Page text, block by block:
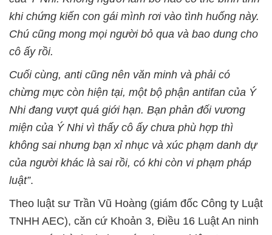
khi chứng kiến con gái mình rơi vào tình huống này.
Chú cũng mong mọi người bỏ qua và bao dung cho
cô ấy rồi.
Cuối cùng, anti cũng nên văn minh và phải có
chừng mực còn hiện tại, một bộ phận antifan của Ý
Nhi đang vượt quá giới hạn. Bạn phản đối vương
miện của Ý Nhi vì thấy cô ấy chưa phù hợp thì
không sai nhưng bạn xỉ nhục và xúc phạm danh dự
của người khác là sai rồi, có khi còn vi phạm pháp
luật”.
Theo luật sư Trần Vũ Hoàng (giám đốc Công ty Luật
TNHH AEC), căn cứ Khoản 3, Điều 16 Luật An ninh